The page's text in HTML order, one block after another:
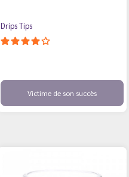
Drips Tips
Victime de son succès